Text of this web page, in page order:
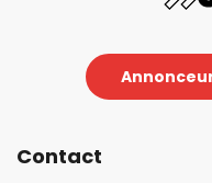
Contact